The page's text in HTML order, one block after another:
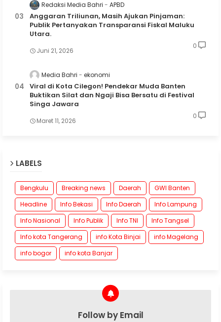
Redaksi Media Bahri APBD
Anggaran Triliunan, Masih Ajukan Pinjaman:
Publik Pertanyakan Transparansi Fiskal Maluku
Utara.
Juni 21, 2026
0
Media Bahri ekonomi
Viral di Kota Cilegon! Pendekar Muda Banten
Buktikan Silat dan Ngaji Bisa Bersatu di Festival
Singa Jawara
Maret 11, 2026
0
LABELS
Bengkulu Breaking news Daerah
GWI Banten
Headline
Info Bekasi Info Daerah
Info Lampung
Info Nasional
Info Publik Info TNI
Info Tangsel
Info kota Tangerang
info Kota Binjai
info Magelang
info bogor
info kota Banjar
Follow by Email